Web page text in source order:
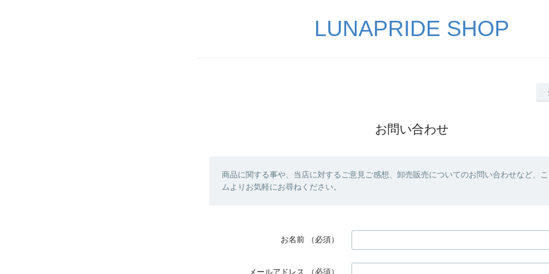
LUNAPRIDE SHOP
お問い合わせ
商品に関する事や、当店に対するご意見ご感想、卸売販売についてのお問い合わせなど、
ムよりお気軽にお尋ねください。
お名前 （必須）
メールアドレス （必須）